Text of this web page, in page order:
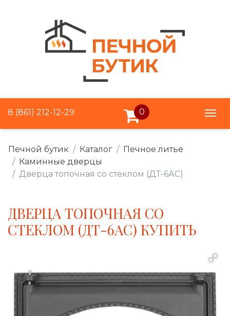
8 (861) 212-12-29 0
Печной бутик Каталог
Печное литье
Каминные дверцы
Дверца топочная со стеклом (ДТ-6АС)
ДВЕРЦА ТОПОЧНАЯ СО
СТЕКЛОМ (ДТ-6АС) КУПИТЬ